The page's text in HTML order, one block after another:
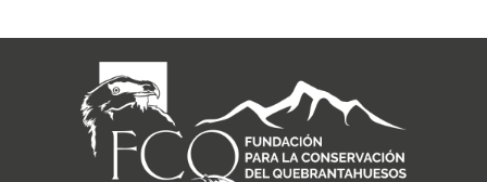
en
página
de
producto